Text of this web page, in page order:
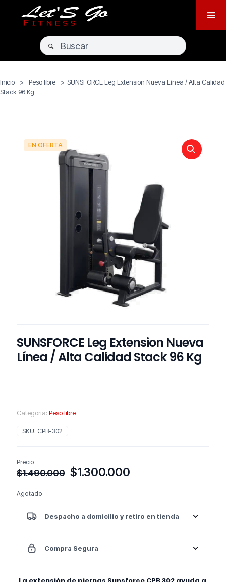
Inicio > Peso libre > SUNSFORCE Leg Extension Nueva Línea / Alta Calidad
Stack 96 Kg
EN OFERTA
SUNSFORCE Leg Extension Nueva
Línea / Alta Calidad Stack 96 Kg
Categoría: Peso libre
SKU: CPB-302
Precio
$1.490.000 El
$1.490.000.
$1.300.000
$1.300.000.
Agotado
Despacho a domicilio y retiro en tienda
Compra Segura